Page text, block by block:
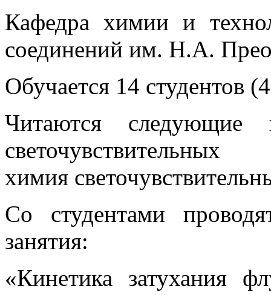
Кафедра химии и
соединений им. Н.А.
Обучается 14 студентов
Читаются следующие
светочувствительных
химия
Со студентами
занятия:
«Кинетика затухания